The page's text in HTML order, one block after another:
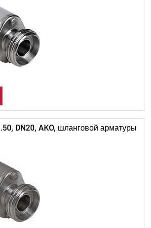
DN20, AKO, шланговой арматуры